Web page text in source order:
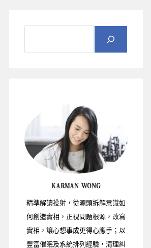
KARMAN WONG
精準解讀投射，從源頭拆解意識如
何創造實相，正視問題根源，改寫
實相，讓心想事成更得心應手；以
豐富催眠及系統排列經驗，清理糾